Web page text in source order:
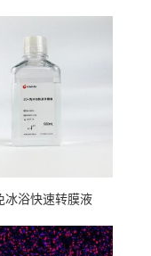
冰浴快速转膜液